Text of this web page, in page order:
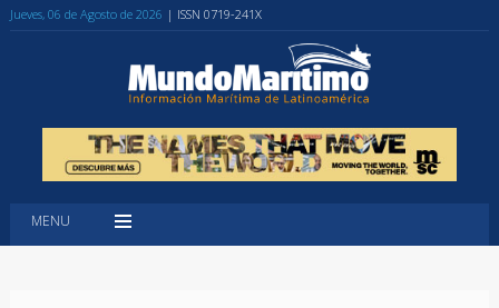
Jueves, 06 de Agosto de 2026 | ISSN 0719-241X
MENU